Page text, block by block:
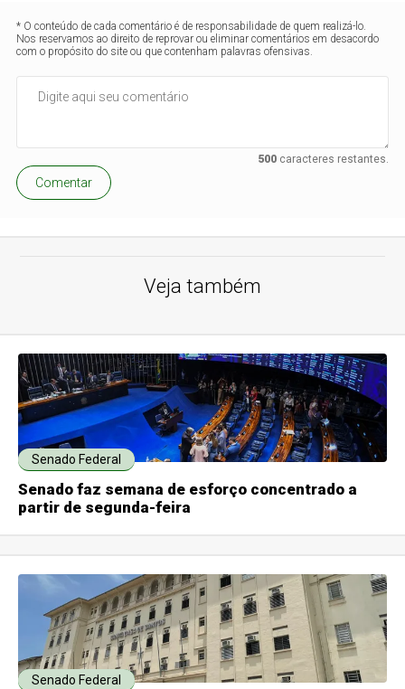
* O conteúdo de cada comentário é de responsabilidade de quem realizá-lo.
Nos reservamos ao direito de reprovar ou eliminar comentários em desacordo
com o propósito do site ou que contenham palavras ofensivas.
500caracteres restantes.
Comentar
Veja também
Senado Federal
Senado faz semana de esforço concentrado a
partir de segunda-feira
Senado Federal